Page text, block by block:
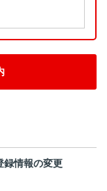
録情報の変更